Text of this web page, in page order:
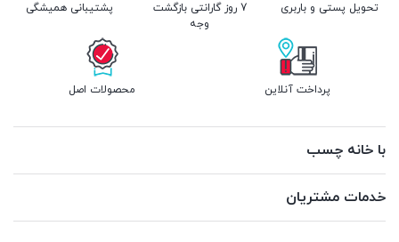
تحویل پستی و باربری
7 روز گارانتی بازگشت
وجه
پشتیبانی همیشگی
پرداخت آنلاین محصولات اصل
با خانه چسب
خدمات مشتریان